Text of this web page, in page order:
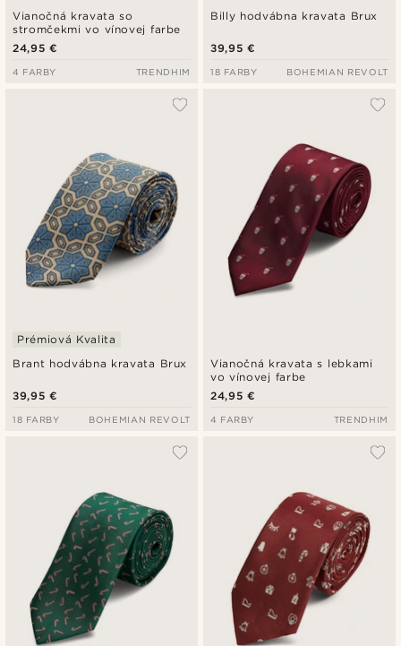
Vianočná kravata so
stromčekmi vo vínovej farbe
24,95 €
4 FARBY TRENDHIM
Billy hodvábna kravata Brux
39,95 €
18 FARBY BOHEMIAN REVOLT
Brant hodvábna kravata Brux
Prémiová Kvalita
39,95 €
18 FARBY BOHEMIAN REVOLT
Vianočná kravata s lebkami
vo vínovej farbe
24,95 €
4 FARBY TRENDHIM